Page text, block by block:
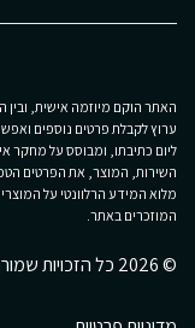
האתר הוקם מיוזמה אישית,
ערוץ לקבלת פרטים נוספים
ליום כתיבתו, ומבוסס על מחקר
השירות, המוצר, את הפרטים
מלוא המידע הרלוונטי על
המוזכרים באתר.
© 2026 כל הזכויות שמורות ל- Health Wise